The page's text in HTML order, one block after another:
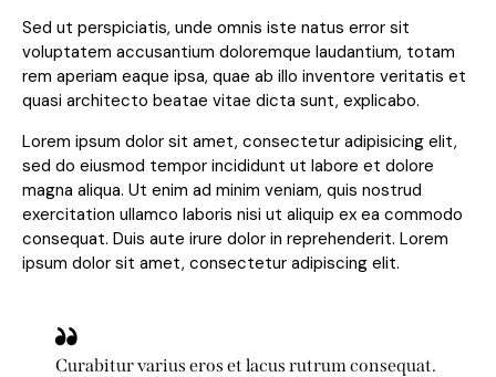
Sed ut perspiciatis, unde omnis iste natus error sit
voluptatem accusantium doloremque laudantium, totam
rem aperiam eaque ipsa, quae ab illo inventore veritatis et
quasi architecto beatae vitae dicta sunt, explicabo.
Lorem ipsum dolor sit amet, consectetur adipisicing elit,
sed do eiusmod tempor incididunt ut labore et dolore
magna aliqua. Ut enim ad minim veniam, quis nostrud
exercitation ullamco laboris nisi ut aliquip ex ea commodo
consequat. Duis aute irure dolor in reprehenderit. Lorem
ipsum dolor sit amet, consectetur adipiscing elit.
Curabitur varius eros et lacus rutrum consequat.